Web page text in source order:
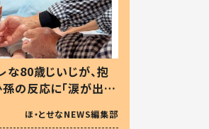
な80歳じいじが、抱
の反応に「涙が出ま
仕方ない」
ほ・とせなNEWS編集部